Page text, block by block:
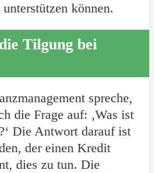
können.
Tilgung bei
spreche,
die Frage auf: ‚Was ist
Die Antwort darauf ist
der einen Kredit
dies zu tun. Die